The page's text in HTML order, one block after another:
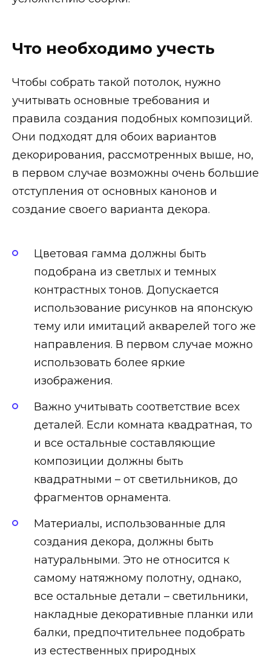
Что необходимо учесть
Чтобы собрать такой потолок, нужно
учитывать основные требования и
правила создания подобных композиций.
Они подходят для обоих вариантов
декорирования, рассмотренных выше, но,
в первом случае возможны очень большие
отступления от основных канонов и
создание своего варианта декора.
Цветовая гамма должны быть
подобрана из светлых и темных
контрастных тонов. Допускается
использование рисунков на японскую
тему или имитаций акварелей того же
направления. В первом случае можно
использовать более яркие
изображения.
Важно учитывать соответствие всех
деталей. Если комната квадратная, то
и все остальные составляющие
композиции должны быть
квадратными – от светильников, до
фрагментов орнамента.
Материалы, использованные для
создания декора, должны быть
натуральными. Это не относится к
самому натяжному полотну, однако,
все остальные детали – светильники,
накладные декоративные планки или
балки, предпочтительнее подобрать
из естественных природных